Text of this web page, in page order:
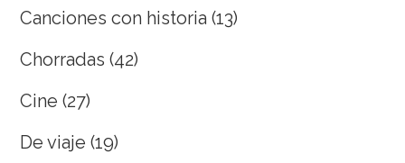
Canciones con historia (13)
Chorradas (42)
Cine (27)
De viaje (19)